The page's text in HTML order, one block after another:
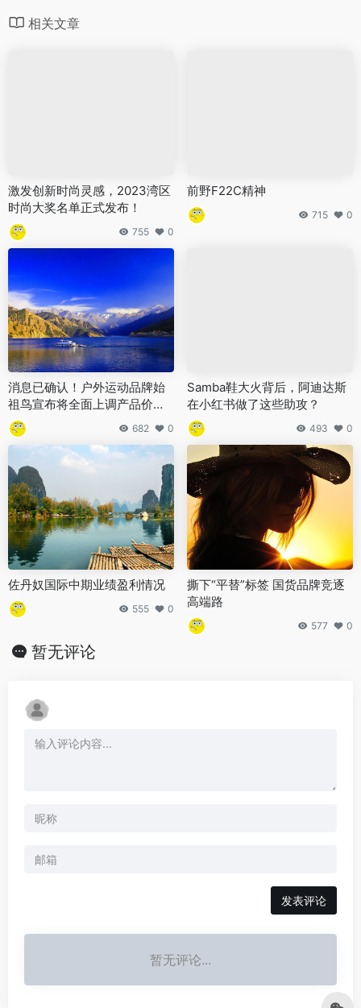
相关文章
激发创新时尚灵感，2023湾区
时尚大奖名单正式发布！
755 0
前野F22C精神
715 0
消息已确认！户外运动品牌始
祖鸟宣布将全面上调产品价
格！
682 0
Samba鞋大火背后，阿迪达斯
在小红书做了这些助攻？
493 0
佐丹奴国际中期业绩盈利情况
555 0
撕下“平替”标签 国货品牌竞逐
高端路
577 0
暂无评论
发表评论
暂无评论...